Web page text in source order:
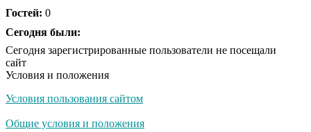
Гостей: 0
Сегодня были:
Сегодня зарегистрированные пользователи не посещали
сайт
Условия и положения
Условия пользования сайтом
Общие условия и положения